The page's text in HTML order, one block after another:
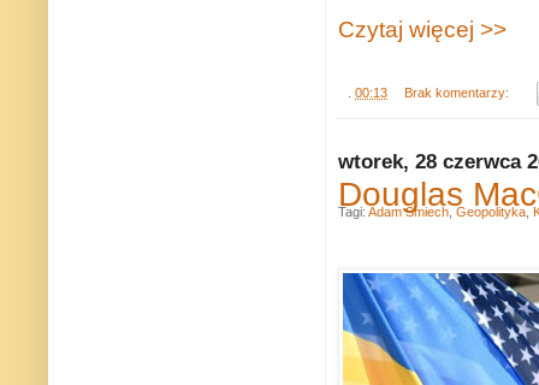
Czytaj więcej >>
00:13 Brak komentarzy:
wtorek, 28 czerwca
Douglas
Tagi: Adam Śmiech Geopolityka